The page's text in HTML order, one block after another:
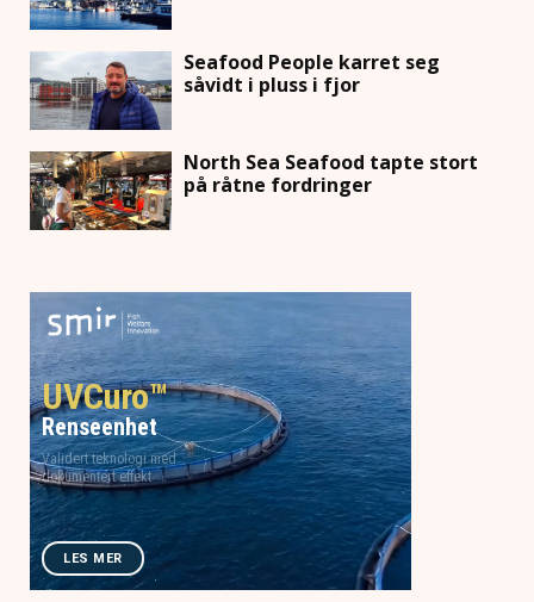
Seafood People karret seg
såvidt i pluss i fjor
North Sea Seafood tapte stort
på råtne fordringer